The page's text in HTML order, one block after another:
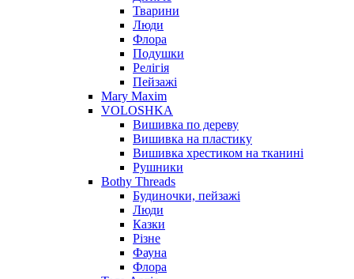
Тварини
Люди
Флора
Подушки
Релігія
Пейзажі
Mary Maxim
VOLOSHKA
Вишивка по дереву
Вишивка на пластику
Вишивка хрестиком на тканині
Рушники
Bothy Threads
Будиночки, пейзажі
Люди
Казки
Різне
Фауна
Флора